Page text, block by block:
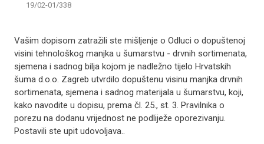
19/02-01/338
Vašim dopisom zatražili ste mišljenje o Odluci o dopuštenoj
visini tehnološkog manjka u šumarstvu - drvnih sortimenata,
sjemena i sadnog bilja kojom je nadležno tijelo Hrvatskih
šuma d.o.o. Zagreb utvrdilo dopuštenu visinu manjka drvnih
sortimenata, sjemena i sadnog materijala u šumarstvu, koji,
kako navodite u dopisu, prema čl. 25., st. 3. Pravilnika o
porezu na dodanu vrijednost ne podliježe oporezivanju.
Postavili ste upit udovoljava..